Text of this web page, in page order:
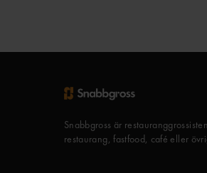
Snabbgross är
restaurang, fastfood, café eller